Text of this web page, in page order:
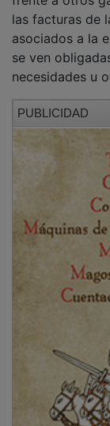
Para contribuir
”la Caixa” y
la campaña
Alimentos
propósito de
frenar la
España. La
aportación de
Fundación ”la
campañas